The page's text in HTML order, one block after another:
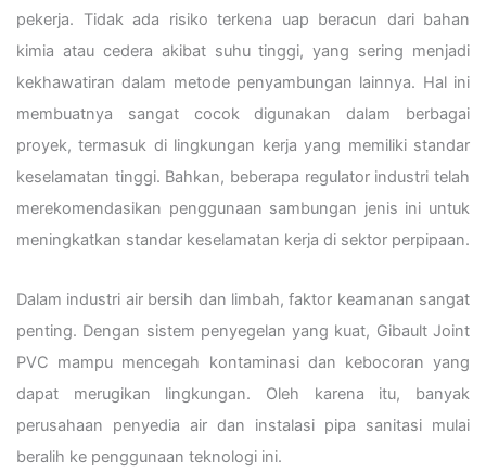
pekerja. Tidak ada risiko terkena uap beracun dari bahan
kimia atau cedera akibat suhu tinggi, yang sering menjadi
kekhawatiran dalam metode penyambungan lainnya. Hal ini
membuatnya sangat cocok digunakan dalam berbagai
proyek, termasuk di lingkungan kerja yang memiliki standar
keselamatan tinggi. Bahkan, beberapa regulator industri telah
merekomendasikan penggunaan sambungan jenis ini untuk
meningkatkan standar keselamatan kerja di sektor perpipaan.
Dalam industri air bersih dan limbah, faktor keamanan sangat
penting. Dengan sistem penyegelan yang kuat, Gibault Joint
PVC mampu mencegah kontaminasi dan kebocoran yang
dapat merugikan lingkungan. Oleh karena itu, banyak
perusahaan penyedia air dan instalasi pipa sanitasi mulai
beralih ke penggunaan teknologi ini.